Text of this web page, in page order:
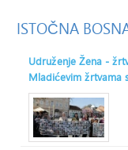
ISTOČNA
Udruženje Žena -
Mladićevim žrtvama